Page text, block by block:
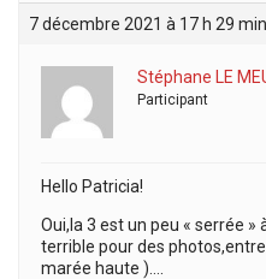
7 décembre 2021 à 17 h 29 min
Stéphane LE
Participant
Hello Patricia!
Oui,la 3 est un peu « serrée »
terrible pour des
marée haute )….